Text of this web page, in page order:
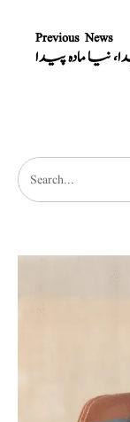
Previous News